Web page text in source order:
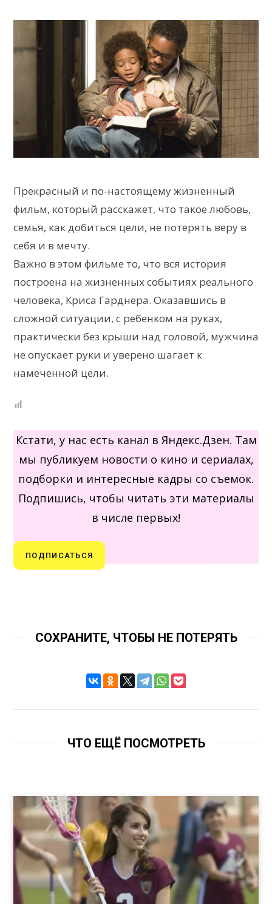
Прекрасный и по-настоящему жизненный
фильм, который расскажет, что такое любовь,
семья, как добиться цели, не потерять веру в
себя и в мечту.
Важно в этом фильме то, что вся история
построена на жизненных событиях реального
человека, Криса Гарднера. Оказавшись в
сложной ситуации, с ребенком на руках,
практически без крыши над головой, мужчина
не опускает руки и уверено шагает к
намеченной цели.
Кстати, у нас есть канал в Яндекс.Дзен. Там
мы публикуем новости о кино и сериалах,
подборки и интересные кадры со съемок.
Подпишись, чтобы читать эти материалы
в числе первых!
ПОДПИСАТЬСЯ
СОХРАНИТЕ, ЧТОБЫ НЕ ПОТЕРЯТЬ
ЧТО ЕЩЁ ПОСМОТРЕТЬ